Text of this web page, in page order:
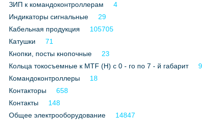
Конференции
Выставки и семинары
Личности
Словарь
ЗИП к командоконтроллерам
4
Индикаторы сигнальные
29
Кабельная продукция
105705
Катушки
71
Кнопки, посты кнопочные
23
Кольца токосъемные к МТF (Н) с 0 - го по 7 - й габарит
9
Командоконтроллеры
18
Контакторы
658
Контакты
148
Общее электрооборудование
14847